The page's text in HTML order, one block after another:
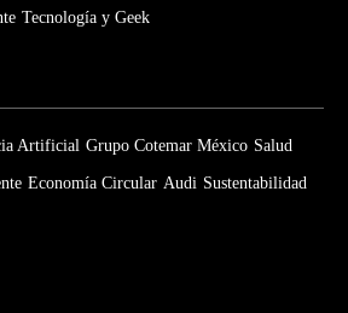
Tecnología y Geek
Artificial Grupo Cotemar México Salud
Economía Circular Audi Sustentabilidad